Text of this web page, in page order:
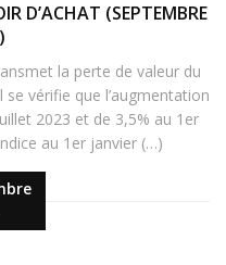
D’ACHAT (SEPTEMBRE
la perte de valeur du
se vérifie que l’augmentation
2023 et de 3,5% au 1er
au 1er janvier (…)